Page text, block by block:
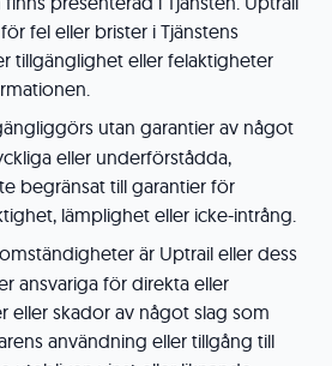
fel eller brister i Tjänstens
tillgänglighet eller felaktigheter
utan garantier av något
eller underförstådda,
begränsat till garantier för
lämplighet eller icke-intrång.
är Uptrail eller dess
ansvariga för direkta eller
eller skador av något slag som
användning eller tillgång till